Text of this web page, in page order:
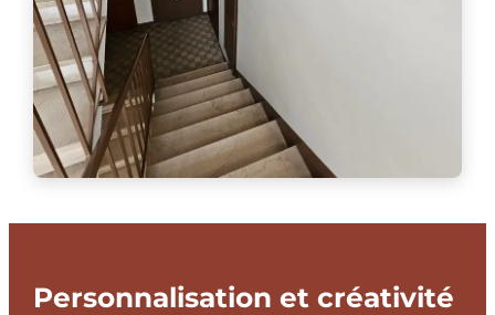
Personnalisation et créativité